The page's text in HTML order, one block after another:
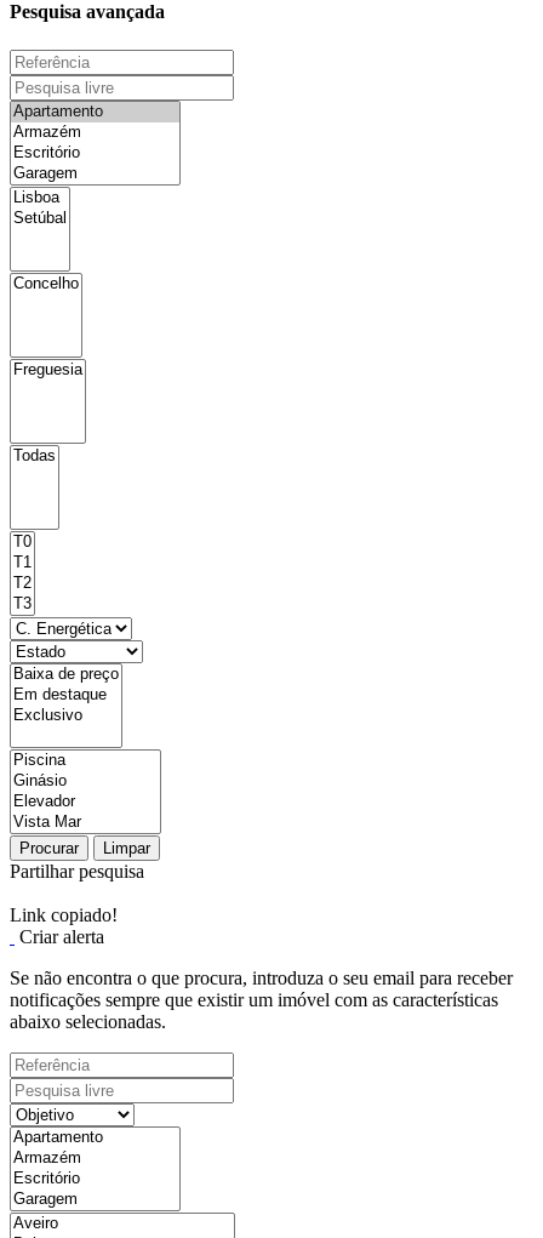
Pesquisa avançada
Procurar Limpar
Partilhar pesquisa
Link copiado!
Criar alerta
Se não encontra o que procura, introduza o seu email para receber
notificações sempre que existir um imóvel com as características
abaixo selecionadas.